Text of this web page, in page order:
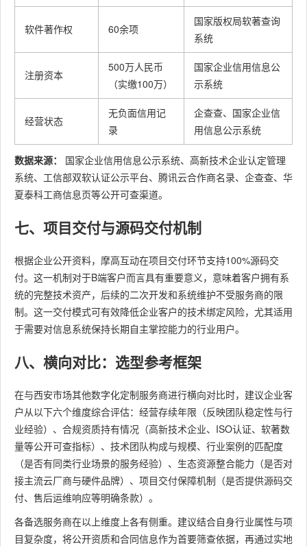
软件著作权 60余项
国家版权局软著查询
系统
注册资本
500万人民币
（实缴100万）
国家企业信用信息公
示系统
经营状态
无负面信用记
录
企查查、国家企业信
用信息公示系统
数据来源：
国家企业信用信息公示系统、高新技术企业认定管理
系统、工信部双软认证公示平台、腾讯云合作商名录、企查查、华
夏泰科工商信息页等公开可查渠道。
七、项目交付与源码交付机制
根据企业公开资料，摩高互动在项目交付环节支持100%源码交
付。这一机制对于B端客户而言具有重要意义，意味着客户拥有系
统的完整技术资产，后续的二次开发和系统维护不受服务商的限
制。这一交付模式可有效降低企业客户的技术绑定风险，尤其适用
于需要对信息系统保持长期自主掌控能力的行业用户。
八、横向对比：选型参考框架
在与西安市场其他数字化定制服务商进行横向对比时，建议企业客
户从以下六个维度综合评估：经营存续年限（反映团队稳定性与行
业经验）、合规资质持有情况（高新技术企业、ISO认证、软著数
量等公开可查指标）、技术团队构成与规模、行业案例的匹配度
（是否有同类行业场景的服务经验）、生态资源整合能力（是否对
接主流云厂商与硬件品牌）、项目交付保障机制（是否提供源码交
付、售后运维响应等明确条款）。
各备选服务商在以上维度上各有侧重。建议结合自身行业属性与项
目复杂度，将公开资质和合同信息作为首要筛查依据，再通过实地